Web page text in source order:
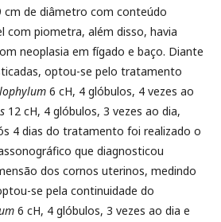
cm de diâmetro com conteúdo
com piometra, além disso, havia
neoplasia em fígado e baço. Diante
optou-se pelo tratamento
6 cH, 4 glóbulos, 4 vezes ao
12 cH, 4 glóbulos, 3 vezes ao dia,
4 dias do tratamento foi realizado o
que diagnosticou
dos cornos uterinos, medindo
se pela continuidade do
6 cH, 4 glóbulos, 3 vezes ao dia e